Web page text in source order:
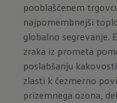
pooblaščenem
najpomembnejši
globalno segrevanje.
zraka iz prometa
poslabšanju
zlasti k čezmerno
prizemnega ozona,